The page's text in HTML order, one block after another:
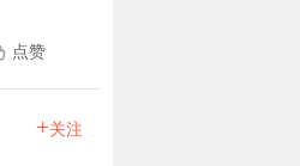
点赞
+关注